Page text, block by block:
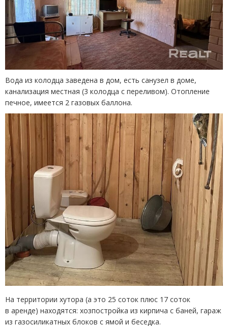
Вода из колодца заведена в дом, есть санузел в доме,
канализация местная (3 колодца с переливом). Отопление
печное, имеется 2 газовых баллона.
На территории хутора (а это 25 соток плюс 17 соток
в аренде) находятся: хозпостройка из кирпича с баней, гараж
из газосиликатных блоков с ямой и беседка.